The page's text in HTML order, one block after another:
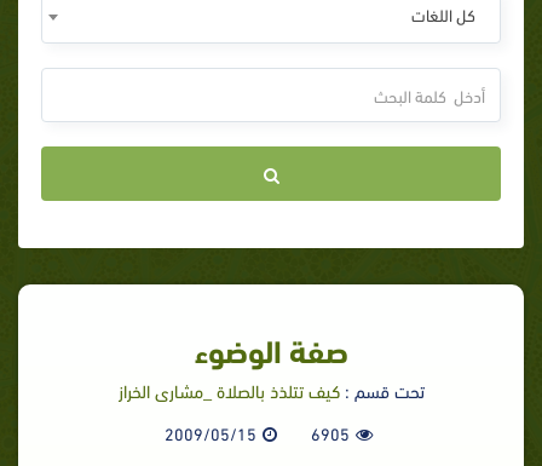
كل اللغات
صفة الوضوء
تحت قسم :كيف تتلذذ بالصلاة _مشارى الخراز
6905
2009/05/15